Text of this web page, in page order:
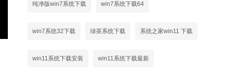
纯净版win7系统下载 win7系统下载64
win7系统32下载 绿茶系统下载 系统之家win11 下载
win11系统下载安装 win11系统下载最新